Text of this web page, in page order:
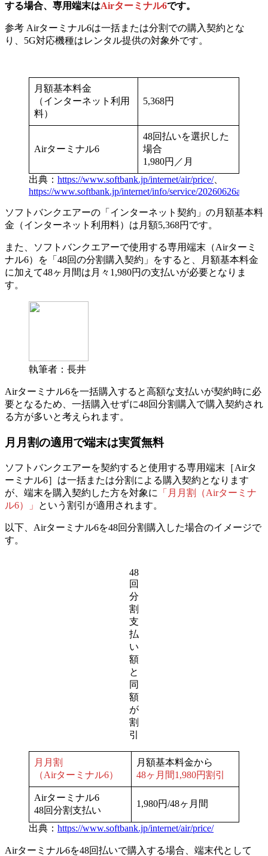
する場合、 専用端末はAirターミナル6です。
参考 Airターミナル6は一括または分割での購入契約とな
り、5G対応機種はレンタル提供の対象外です。
月額基本料金
（インターネット利用
料）
5,368円
Airターミナル6
48回払いを選択した
場合
1,980円／月
出典： https://www.softbank.jp/internet/air/price/、
https://www.softbank.jp/internet/info/service/20260626a/
ソフトバンクエアーの「インターネット契約」の月額基本料
金（インターネット利用料）は月額5,368円です。
また、ソフトバンクエアーで使用する専用端末（Airターミ
ナル6）を「48回の分割購入契約」をすると、月額基本料金
に加えて48ヶ月間は月々1,980円の支払いが必要となりま
す。
執筆者：長井
Airターミナル6を一括購入すると高額な支払いが契約時に必
要となるため、 一括購入せずに48回分割購入で購入契約され
る方が多いと考えられます。
月月割の適用で端末は実質無料
ソフトバンクエアーを契約すると使用する専用端末［Airタ
ーミナル6］は一括または分割による購入契約となります
が、 端末を購入契約した方を対象に
「月月割（Airターミナ
ル6）」
という割引が適用されます。
以下、Airターミナル6を48回分割購入した場合のイメージで
す。
48
回
分
割
支
払
い
額
と
同
額
が
割
引
月月割
（Airターミナル6）
月額基本料金から
48ヶ月間1,980円割引
Airターミナル6
48回分割支払い
1,980円/48ヶ月間
出典： https://www.softbank.jp/internet/air/price/
Airターミナル6を48回払いで購入する場合、端末代として